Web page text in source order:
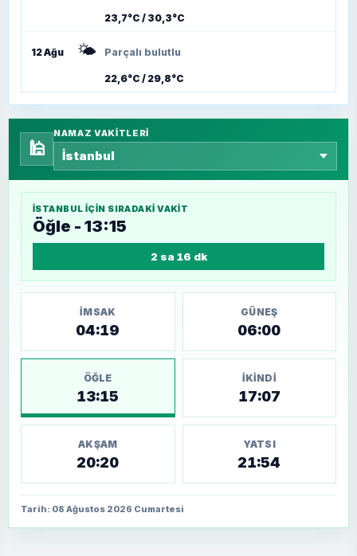
23,7°C / 30,3°C
12 Ağu 🌤️ Parçalı bulutlu
22,6°C / 29,8°C
🕌
NAMAZ VAKITLERI
İSTANBUL IÇIN SIRADAKI VAKIT
Öğle - 13:15
2 sa 16 dk
İMSAK
04:19
GÜNEŞ
06:00
ÖĞLE
13:15
İKINDI
17:07
AKŞAM
20:20
YATSI
21:54
Tarih: 08 Ağustos 2026 Cumartesi